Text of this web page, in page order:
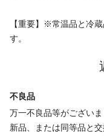
【重要】※常温品と冷
す。
不良品
万一不良品等がござい
新品、または同等品と